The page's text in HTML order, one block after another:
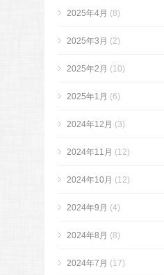
2025年4月 (8)
2025年3月 (2)
2025年2月 (10)
2025年1月 (6)
2024年12月 (3)
2024年11月 (12)
2024年10月 (12)
2024年9月 (4)
2024年8月 (8)
2024年7月 (17)